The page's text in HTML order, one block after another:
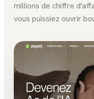
millions de chiffre
vous puissiez ouvrir